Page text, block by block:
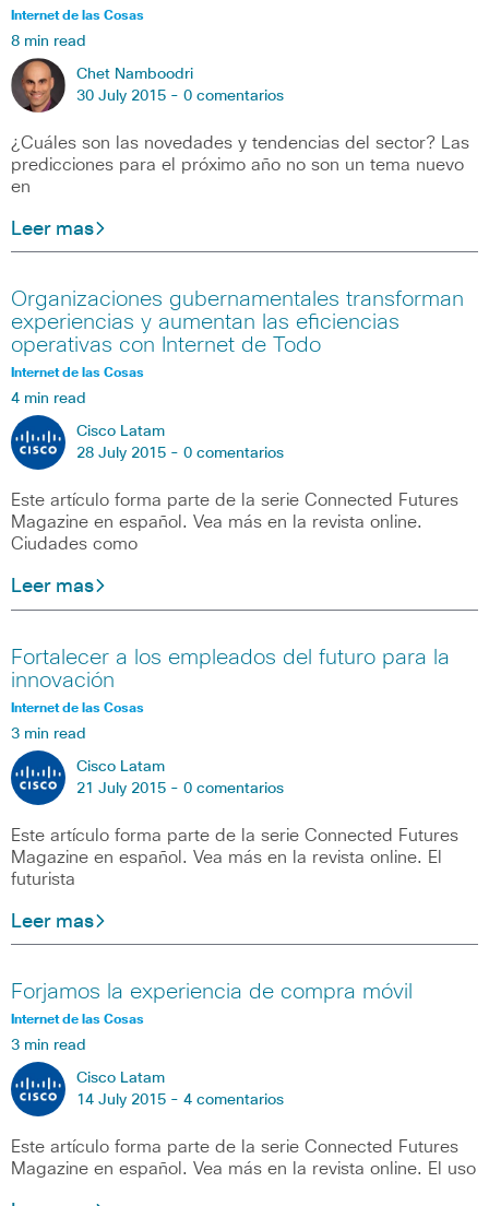
Internet de las Cosas
8 min read
Chet Namboodri
30 July 2015 - 0 comentarios
¿Cuáles son las novedades y tendencias del sector? Las
predicciones para el próximo año no son un tema nuevo
en
Leer mas
Organizaciones gubernamentales transforman
experiencias y aumentan las eficiencias
operativas con Internet de Todo
Internet de las Cosas
4 min read
Cisco Latam
28 July 2015 - 0 comentarios
Este artículo forma parte de la serie Connected Futures
Magazine en español. Vea más en la revista online.
Ciudades como
Leer mas
Fortalecer a los empleados del futuro para la
innovación
Internet de las Cosas
3 min read
Cisco Latam
21 July 2015 - 0 comentarios
Este artículo forma parte de la serie Connected Futures
Magazine en español. Vea más en la revista online. El
futurista
Leer mas
Forjamos la experiencia de compra móvil
Internet de las Cosas
3 min read
Cisco Latam
14 July 2015 - 4 comentarios
Este artículo forma parte de la serie Connected Futures
Magazine en español. Vea más en la revista online. El uso